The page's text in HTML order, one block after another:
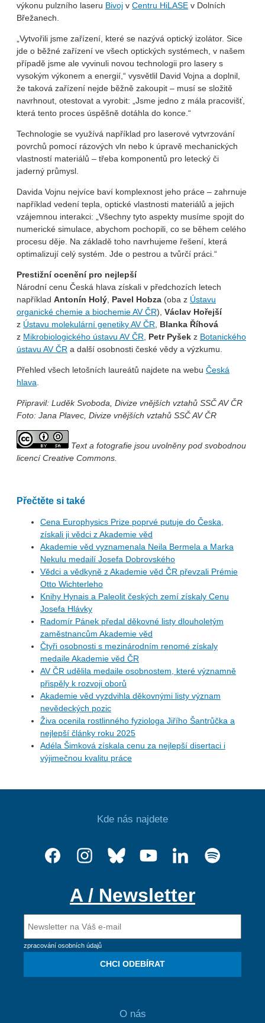
výkonu pulzního laseru Bivoj v Centru HiLASE v Dolních
Břežanech.
„Vytvořili jsme zařízení, které se nazývá optický izolátor. Sice
jde o běžné zařízení ve všech optických systémech, v našem
případě jsme ale vyvinuli novou technologii pro lasery s
vysokým výkonem a energií,“ vysvětlil David Vojna a doplnil,
že taková zařízení nejde běžně zakoupit – musí se složitě
navrhnout, otestovat a vyrobit: „Jsme jedno z mála pracovišť,
která tento proces úspěšně dotáhla do konce.“
Technologie se využívá například pro laserové vytvrzování
povrchů pomocí rázových vln nebo k úpravě mechanických
vlastností materiálů – třeba komponentů pro letecký či
jaderný průmysl.
Davida Vojnu nejvíce baví komplexnost jeho práce – zahrnuje
například vedení tepla, optické vlastnosti materiálů a jejich
vzájemnou interakci: „Všechny tyto aspekty musíme spojit do
numerické simulace, abychom pochopili, co se během celého
procesu děje. Na základě toho navrhujeme řešení, která
optimalizují celý systém. Jde o pestrou a tvůrčí práci.“
Prestižní ocenění pro nejlepší
Národní cenu Česká hlava získali v předchozích letech
například Antonín Holý, Pavel Hobza (oba z Ústavu
organické chemie a biochemie AV ČR), Václav Hořejší
z Ústavu molekulární genetiky AV ČR, Blanka Říhová
z Mikrobiologického ústavu AV ČR, Petr Pyšek z Botanického
ústavu AV ČR a další osobnosti české vědy a výzkumu.
Přehled všech letošních laureátů najdete na webu Česká
hlava.
Připravil: Luděk Svoboda, Divize vnějších vztahů SSČ AV ČR
Foto: Jana Plavec, Divize vnějších vztahů SSČ AV ČR
Text a fotografie jsou uvolněny pod svobodnou
licencí Creative Commons.
Přečtěte si také
Cena Europhysics Prize poprvé putuje do Česka,
získali ji vědci z Akademie věd
Akademie věd vyznamenala Neila Bermela a Marka
Nekulu medailí Josefa Dobrovského
Vědci a vědkyně z Akademie věd ČR převzali Prémie
Otto Wichterleho
Knihy Hynais a Paleolit českých zemí získaly Cenu
Josefa Hlávky
Radomír Pánek předal děkovné listy dlouholetým
zaměstnancům Akademie věd
Čtyři osobnosti s mezinárodním renomé získaly
medaile Akademie věd ČR
AV ČR udělila medaile osobnostem, které významně
přispěly k rozvoji oborů
Akademie věd vyzdvihla děkovnými listy význam
nevědeckých pozic
Živa ocenila rostlinného fyziologa Jiřího Šantrůčka a
nejlepší články roku 2025
Adéla Šimková získala cenu za nejlepší disertaci i
výjimečnou kvalitu práce
Kde nás najdete
A / Newsletter
zpracování osobních údajů
CHCI ODEBÍRAT
O nás